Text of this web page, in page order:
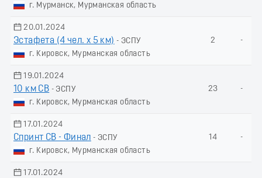
г. Мурманск, Мурманская область
20.01.2024
Эстафета (4 чел. х 5 км) - ЭСПУ
г. Кировск, Мурманская область
2 -
19.01.2024
10 км СВ - ЭСПУ
г. Кировск, Мурманская область
23 -
17.01.2024
Спринт СВ - Финал - ЭСПУ
г. Кировск, Мурманская область
14 -
17.01.2024